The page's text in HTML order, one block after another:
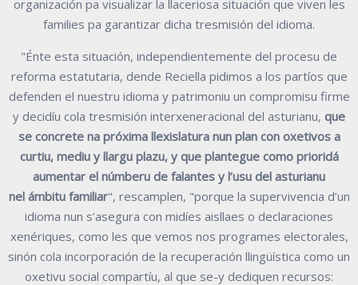
organización pa visualizar la llaceriosa situación que viven les
families pa garantizar dicha tresmisión del idioma.
"Énte esta situación, independientemente del procesu de
reforma estatutaria, dende Reciella pidimos a los partíos que
defenden el nuestru idioma y patrimoniu un compromisu firme
y decidíu cola tresmisión interxeneracional del asturianu, que
seconcrete na próxima llexislatura nun plan con oxetivos a
curtiu, mediu y llargu plazu, yque plantegue como prioridá
aumentar el númberu de falantes y l’usu del asturianu
nelámbitu familiar", rescamplen, "porque la supervivencia d’un
idioma nun s’asegura con midíes aisllaes o declaraciones
xenériques, como les que vemos nos programes electorales,
sinón cola incorporación de la recuperación llingüística como un
oxetivu social compartíu, al que se-y dediquen recursos: